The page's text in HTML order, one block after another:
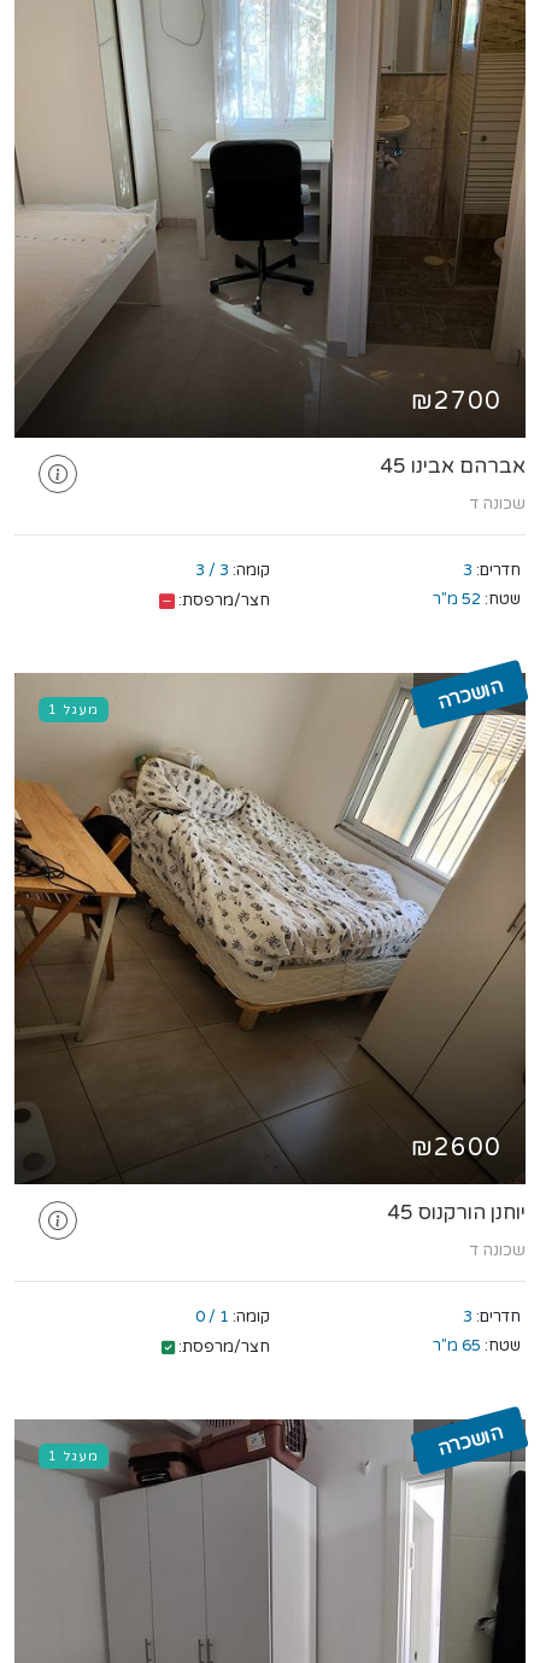
₪2700
אברהם אבינו 45
שכונה ד
חדרים: 3 קומה: 3 / 3
שטח: 52 מ"ר חצר/מרפסת:
מעגל 1 הושכרה
₪2600
יוחנן הורקנוס 45
שכונה ד
חדרים: 3 קומה: 1 / 0
שטח: 65 מ"ר חצר/מרפסת:
מעגל 1 הושכרה